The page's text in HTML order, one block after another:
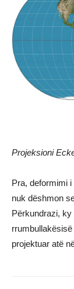
Projeksioni
Pra, deformimi
nuk dëshmon
Përkundrazi,
projektuar atë